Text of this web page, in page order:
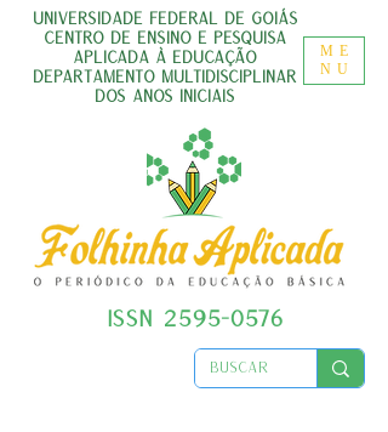
UNIVERSIDADE FEDERAL DE GOIÁS
CENTRO DE ENSINO E PESQUISA
APLICADA À EDUCAÇÃO
DEPARTAMENTO MULTIDISCIPLINAR
DOS ANOS INICIAIS
ISSN 2595-0576
ME
NU